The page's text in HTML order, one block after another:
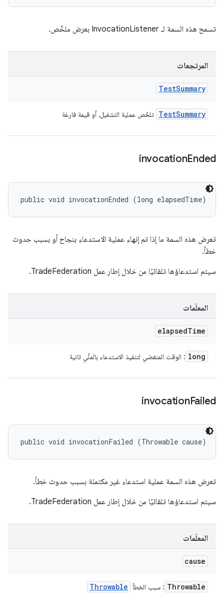
تسمح هذه السمة لـ InvocationListener بعرض ملخّص.
المرتجعات
TestSummary
TestSummary تلخّص عملية التشغيل، أو قيمة فارغة
invocationEnded
public void invocationEnded (long elapsedTime)
تعرض هذه السمة ما إذا تم إنهاء عملية الاستدعاء بنجاح أو بسبب حدوث
خطأ.
سيتم استدعاؤها تلقائيًا من خلال إطار عمل TradeFederation.
المعلَمات
elapsedTime
long : الوقت المنقضي لتنفيذ الاستدعاء بالملّي ثانية
invocationFailed
public void invocationFailed (Throwable cause)
تعرض هذه السمة عملية استدعاء غير مكتملة بسبب حدوث خطأ.
سيتم استدعاؤها تلقائيًا من خلال إطار عمل TradeFederation.
المعلَمات
cause
Throwable : سبب الخطأ Throwable